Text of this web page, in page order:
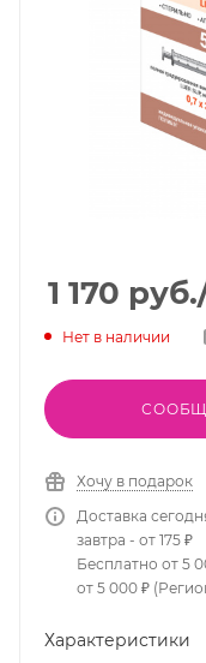
1 170 руб.
Нет в наличии
Хочу в подарок
Доставка
завтра - от 175 ₽
Бесплатно от 5
от 5 000 ₽
Характеристики